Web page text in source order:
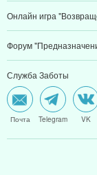
Онлайн игра
Форум
Служба Заботы
Почта Telegram VK